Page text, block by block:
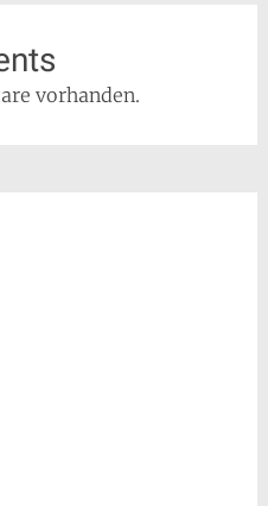
vorhanden.